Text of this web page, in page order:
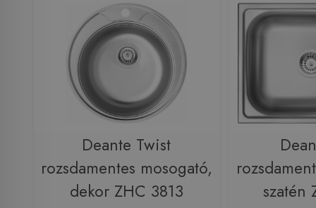
Deante Twist
rozsdamentes mosogató,
dekor ZHC 3813
szatén